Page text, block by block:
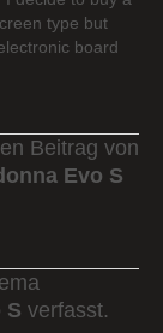
type but
board
Beitrag von
Evo S
S verfasst.